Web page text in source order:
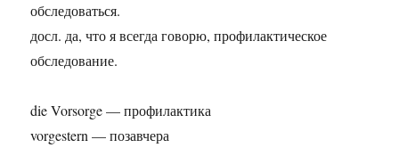
обследоваться.
досл. да, что я всегда говорю, профилактическое
обследование.
die Vorsorge — профилактика
vorgestern — позавчера